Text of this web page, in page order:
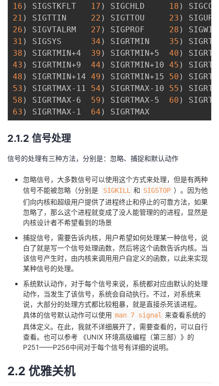
学
堂
我
的
课
程
我
的
认
证
我
的
实
验
我
的
收
藏
持
我
的
技
术
支
持
我
的
云
声
建
议
16 ) SIGSTKFLT 17 ) SIGCHLD 18 )
21 ) SIGTTIN 22 ) SIGTTOU 23 )
26 ) SIGVTALRM 27 ) SIGPROF 28 )
31 ) SIGSYS 34 ) SIGRTMIN 35 )
38 ) SIGRTMIN+4 39 ) SIGRTMIN+5 40 )
43 ) SIGRTMIN+9 44 ) SIGRTMIN+10 45 )
48 ) SIGRTMIN+14 49 ) SIGRTMIN+15 50 )
53 ) SIGRTMAX-11 54 ) SIGRTMAX-10 55 )
58 ) SIGRTMAX-6 59 ) SIGRTMAX-5 60 )
63 ) SIGRTMAX-1 64 )
2.1.2 信号处理
信号的处理有三种方法，分别是：忽略、捕捉和默认动作
忽略信号，大多数信号可以使用这个方式来处理，但是有两种
信号不能被忽略（分别是
SIGKILL 和 SIGSTOP ）。因为他
们向内核和超级用户提供了进程终止和停止的可靠方法，如果
忽略了，那么这个进程就变成了没人能管理的的进程，显然是
内核设计者不希望看到的场景
捕捉信号，需要告诉内核，用户希望如何处理某一种信号，说
白了就是写一个信号处理函数，然后将这个函数告诉内核。当
该信号产生时，由内核来调用用户自定义的函数，以此来实现
某种信号的处理。
系统默认动作，对于每个信号来说，系统都对应由默认的处理
动作，当发生了该信号，系统会自动执行。不过，对系统来
说，大部分的处理方式都比较粗暴，就是直接杀死该进程。
具体的信号默认动作可以使用 man 7 signal 来查看系统的
具体定义。在此，我就不详细展开了，需要查看的，可以自行
查看。也可以参考 《UNIX 环境高级编程（第三部）》的
P251——P256中间对于每个信号有详细的说明。
2.2 优雅关机